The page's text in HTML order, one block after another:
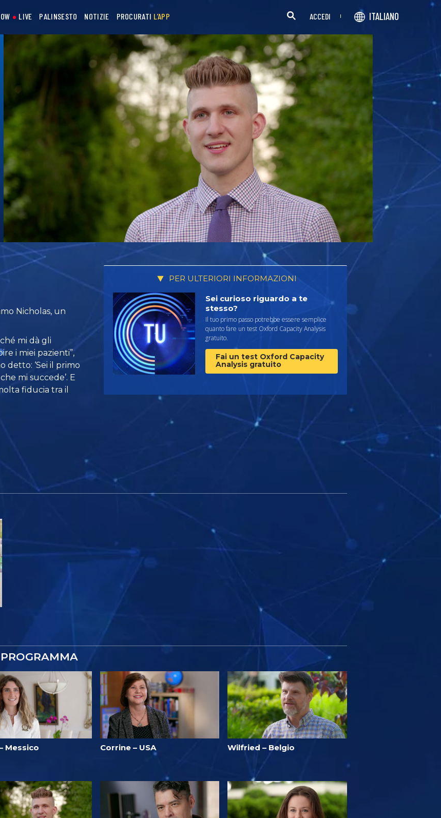
LIVE PALINSESTO NOTIZIE PROCURATI L’APP ACCEDI ITALIANO
Nicholas, un
mi dà gli
i miei pazienti”,
detto: ‘Sei il primo
mi succede’. E
fiducia tra il
PER ULTERIORI INFORMAZIONI
Sei curioso riguardo a te
stesso?
Il tuo primo passo potrebbe essere semplice
quanto fare un test Oxford Capacity Analysis
gratuito.
Fai un test Oxford Capacity
Analysis gratuito
Messico Corrine – USA Wilfried – Belgio